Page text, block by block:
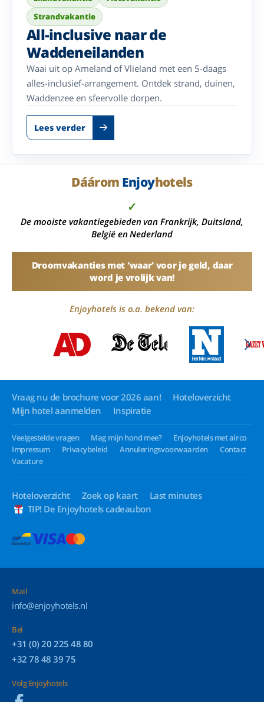
Strandvakantie
All-inclusive naar de
Waddeneilanden
Waai uit op Ameland of Vlieland met een 5-daags
alles-inclusief-arrangement. Ontdek strand, duinen,
Waddenzee en sfeervolle dorpen.
Lees verder
Dáárom Enjoyhotels
✓
De mooiste vakantiegebieden van Frankrijk, Duitsland,
België en Nederland
Droomvakanties met 'waar' voor je geld, daar
word je vrolijk van!
Enjoyhotels is o.a. bekend van:
Vraag nu de brochure voor 2026 aan!
Hoteloverzicht
Mijn hotel aanmelden
Inspiratie
Veelgestelde vragen Mag mijn hond mee?
Enjoyhotels met airco
Impressum
Privacybeleid Annuleringsvoorwaarden
Contact
Vacature
Hoteloverzicht Zoek op kaart
Last minutes
TIP! De Enjoyhotels cadeaubon
Mail
info@enjoyhotels.nl
Bel
+31 (0) 20 225 48 80
+32 78 48 39 75
Volg Enjoyhotels